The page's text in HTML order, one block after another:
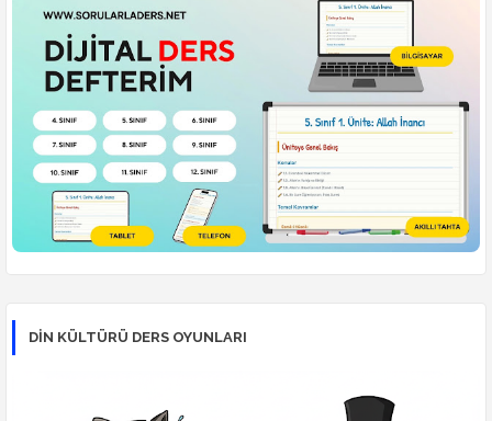
DİN KÜLTÜRÜ DERS OYUNLARI